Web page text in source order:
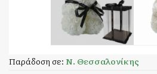
Παράδοση σε: Ν. Θεσσαλονίκης